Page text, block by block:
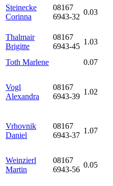
Steinecke
Corinna
08167
6943-32
0.03
Thalmair
Brigitte
08167
6943-45
1.03
Toth Marlene
0.07
Vogl
Alexandra
08167
6943-39
1.02
Vrhovnik
Daniel
08167
6943-37
1.07
Weinzierl
Martin
08167
6943-56
0.05